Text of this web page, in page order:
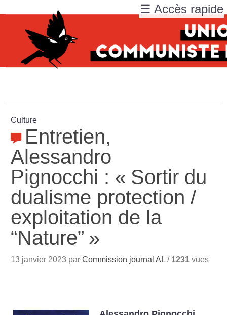
Culture
Entretien,
Alessandro
Pignocchi : « Sortir du
dualisme protection /
exploitation de la
“Nature” »
13 janvier 2023 parCommission journal AL / 1231 vues
☰ Accès rapide